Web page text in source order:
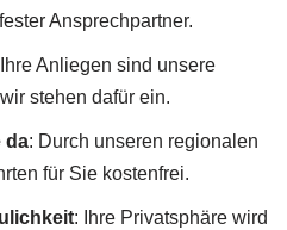
Ansprechpartner.
Anliegen sind unsere
stehen dafür ein.
da: Durch unseren regionalen
für Sie kostenfrei.
: Ihre Privatsphäre wird